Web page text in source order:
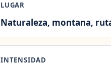
LUGAR
Naturaleza, montana,
INTENSIDAD